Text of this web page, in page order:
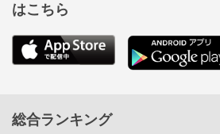
はこちら
総合ランキング